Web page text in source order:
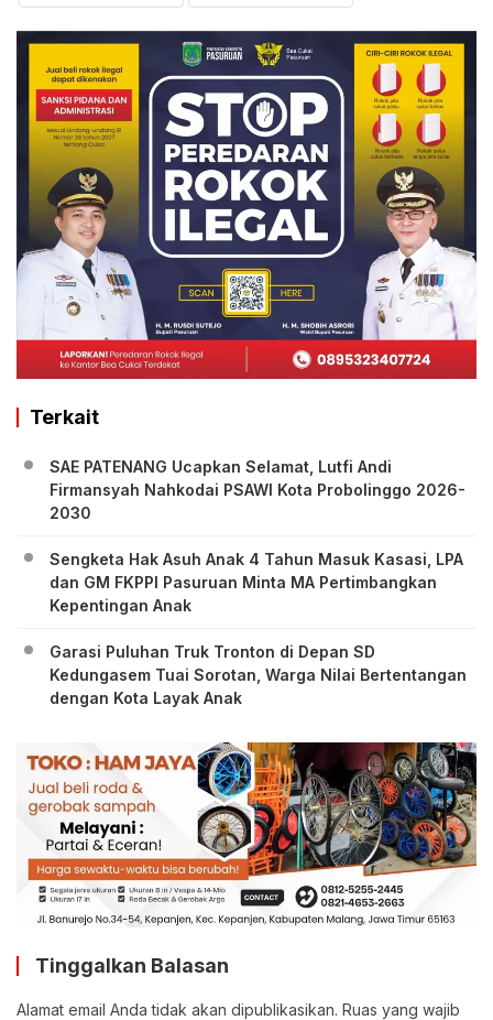
Terkait
SAE PATENANG Ucapkan Selamat, Lutfi Andi
Firmansyah Nahkodai PSAWI Kota Probolinggo 2026-
2030
Sengketa Hak Asuh Anak 4 Tahun Masuk Kasasi, LPA
dan GM FKPPI Pasuruan Minta MA Pertimbangkan
Kepentingan Anak
Garasi Puluhan Truk Tronton di Depan SD
Kedungasem Tuai Sorotan, Warga Nilai Bertentangan
dengan Kota Layak Anak
Tinggalkan Balasan
Alamat email Anda tidak akan dipublikasikan. Ruas yang wajib